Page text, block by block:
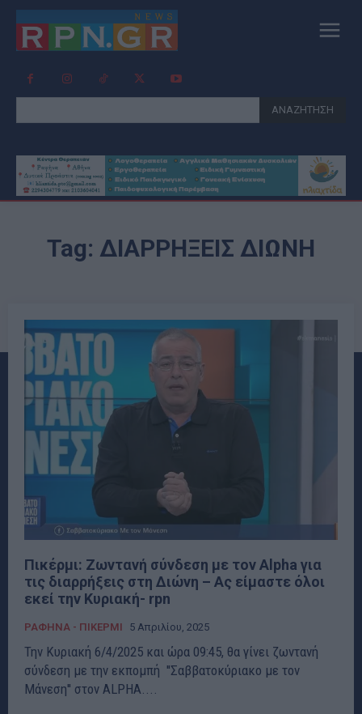
ΑΝΑΖΗΤΗΣΗ
Tag: ΔΙΑΡΡΗΞΕΙΣ ΔΙΩΝΗ
Πικέρμι: Ζωντανή σύνδεση με τον Alpha για
τις διαρρήξεις στη Διώνη – Ας είμαστε όλοι
εκεί την Κυριακή- rpn
ΡΑΦΗΝΑ - ΠΙΚΕΡΜΙ 5 Απριλίου, 2025
Την Κυριακή 6/4/2025 και ώρα 09:45, θα γίνει ζωντανή
σύνδεση με την εκπομπή ''Σαββατοκύριακο με τον
Μάνεση'' στον ALPHA....